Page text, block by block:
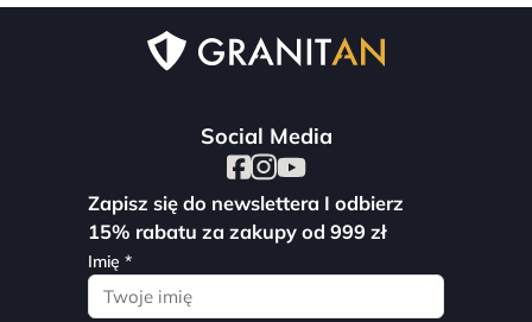
Social Media
Zapisz się do newslettera I odbierz
15% rabatu za zakupy od 999 zł
Imię *